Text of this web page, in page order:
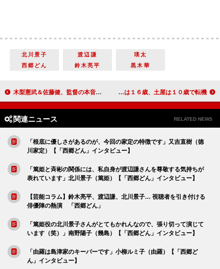
北川景子 渡辺謙
瑛太
西郷どん
鈴木亮平 黒木華
木梨憲武＆佐藤健、監督の本音に駄目出し 「スピルバーグさんの映画は隠さなきゃ！」 菅田将暉、土屋太鳳が“門出エピソード”を披露 菅田は１６歳、土屋は１０歳で転機
関連ニュース RELATED NEWS
「根底に優しさがあるのが、今回の家定の特徴です」又吉直樹（徳
川家定）【「西郷どん」インタビュー】
「篤姫と斉彬の関係には、私自身が渡辺謙さんを尊敬する気持ちが
表れています」北川景子（篤姫）【「西郷どん」インタビュー】
【芸能コラム】鈴木亮平、渡辺謙、北川景子… 視聴者を引き付ける
俳優陣の熱演 「西郷どん」
「篤姫役の北川景子さんがとてもかれんなので、張り切って演じて
います（笑）」南野陽子（幾島）【「西郷どん」インタビュー】
「由羅は島津家のキーパーです」小柳ルミ子（由羅）【「西郷ど
ん」インタビュー】